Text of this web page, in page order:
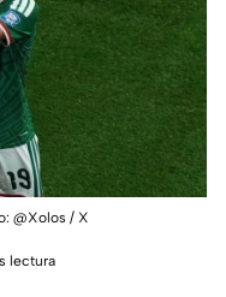
@Xolos / X
lectura